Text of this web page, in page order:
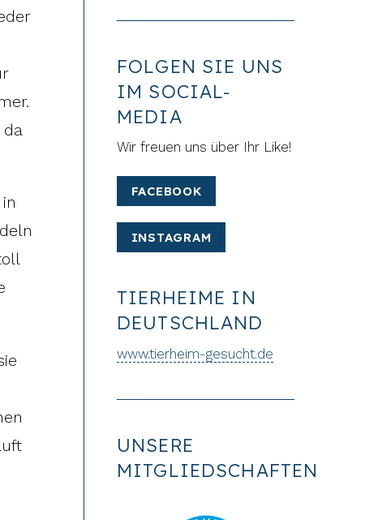
da
FOLGEN SIE UNS
IM SOCIAL-
MEDIA
Wir freuen uns über Ihr Like!
FACEBOOK
INSTAGRAM
TIERHEIME IN
DEUTSCHLAND
www.tierheim-gesucht.de
UNSERE
MITGLIEDSCHAFTEN